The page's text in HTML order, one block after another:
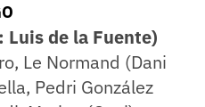
Luis de la Fuente)
Le Normand (Dani
Pedri González